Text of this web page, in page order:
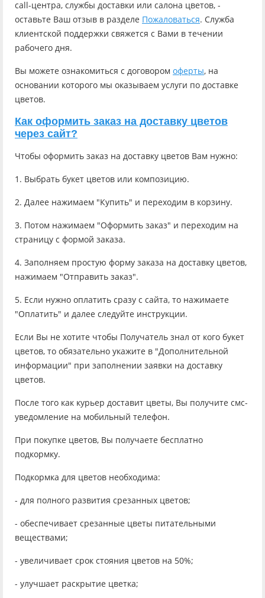
call-центра, службы доставки или салона цветов, -
оставьте Ваш отзыв в разделе Пожаловаться. Служба
клиентской поддержки свяжется с Вами в течении
рабочего дня.
Вы можете ознакомиться с договором оферты, на
основании которого мы оказываем услуги по доставке
цветов.
Как оформить заказ на доставку цветов
через сайт?
Чтобы оформить заказ на доставку цветов Вам нужно:
1. Выбрать букет цветов или композицию.
2. Далее нажимаем "Купить" и переходим в корзину.
3. Потом нажимаем "Оформить заказ" и переходим на
страницу с формой заказа.
4. Заполняем простую форму заказа на доставку цветов,
нажимаем "Отправить заказ".
5. Если нужно оплатить сразу с сайта, то нажимаете
"Оплатить" и далее следуйте инструкции.
Если Вы не хотите чтобы Получатель знал от кого букет
цветов, то обязательно укажите в "Дополнительной
информации" при заполнении заявки на доставку
цветов.
После того как курьер доставит цветы, Вы получите смс-
уведомление на мобильный телефон.
При покупке цветов, Вы получаете бесплатно
подкормку.
Подкормка для цветов необходима:
- для полного развития срезанных цветов;
- обеспечивает срезанные цветы питательными
веществами;
- увеличивает срок стояния цветов на 50%;
- улучшает раскрытие цветка;